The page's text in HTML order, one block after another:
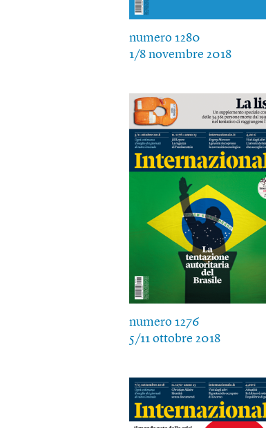
numero 1280
1/8 novembre 2018
numero 1276
5/11 ottobre 2018